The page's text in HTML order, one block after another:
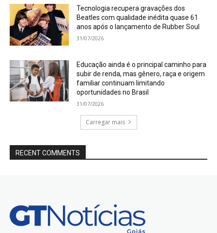
Tecnologia recupera gravações dos
Beatles com qualidade inédita quase 61
anos após o lançamento de Rubber Soul
31/07/2026
Educação ainda é o principal caminho para
subir de renda, mas gênero, raça e origem
familiar continuam limitando
oportunidades no Brasil
31/07/2026
Carregar mais
RECENT COMMENTS